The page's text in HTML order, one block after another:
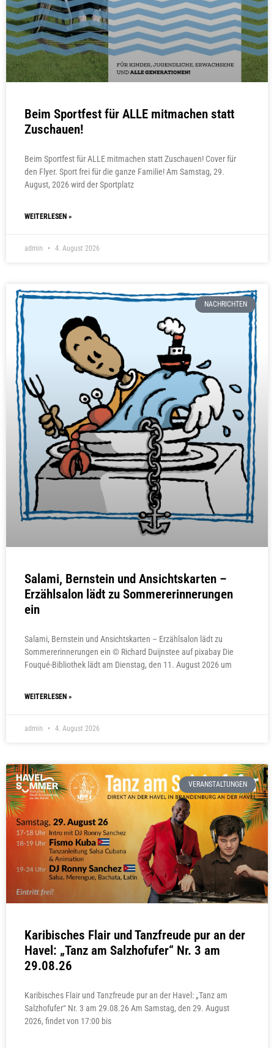
Beim Sportfest für ALLE mitmachen statt
Zuschauen!
Beim Sportfest für ALLE mitmachen statt Zuschauen! Cover für
den Flyer. Sport frei für die ganze Familie! Am Samstag, 29.
August, 2026 wird der Sportplatz
WEITERLESEN »
admin 4. August 2026
NACHRICHTEN
Salami, Bernstein und Ansichtskarten –
Erzählsalon lädt zu Sommererinnerungen
ein
Salami, Bernstein und Ansichtskarten – Erzählsalon lädt zu
Sommererinnerungen ein © Richard Duijnstee auf pixabay Die
Fouqué-Bibliothek lädt am Dienstag, den 11. August 2026 um
WEITERLESEN »
admin 4. August 2026
VERANSTALTUNGEN
Karibisches Flair und Tanzfreude pur an der
Havel: „Tanz am Salzhofufer“ Nr. 3 am
29.08.26
Karibisches Flair und Tanzfreude pur an der Havel: „Tanz am
Salzhofufer“ Nr. 3 am 29.08.26 Am Samstag, den 29. August
2026, findet von 17:00 bis